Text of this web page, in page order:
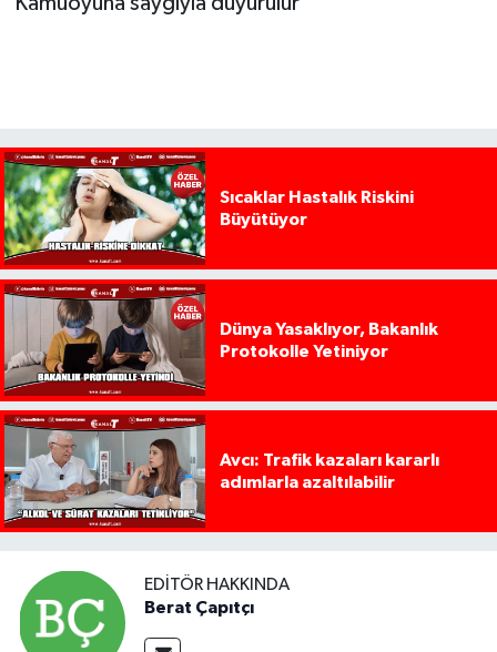
Sıcaklar Hastalık Riskini
Büyütüyor
Dünya Yasaklıyor, Bakanlık
Protokolle Yetiniyor
Avcı: Trafik kazaları kararlı
adımlarla azaltılabilir
EDITÖR HAKKINDA
Berat Çapıtçı